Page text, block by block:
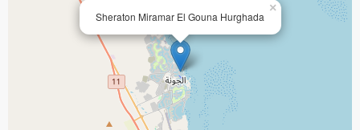
Sheraton Miramar El Gouna Hurghada
×